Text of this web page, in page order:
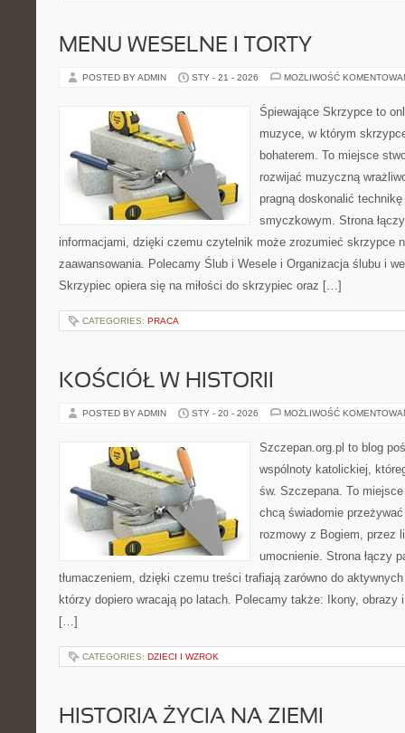
MENU WESELNE I TORTY
POSTED BY ADMIN STY - 21 - 2026 MOŻLIWOŚĆ
Śpiewające Skrzypce to
muzyce, w którym
bohaterem. To miejsce
rozwijać muzyczną
pragną doskonalić
smyczkowym. Strona
informacjami, dzięki czemu czytelnik może zrozumieć skrzypce
zaawansowania. Polecamy Ślub i Wesele i Organizacja ślubu i
Skrzypiec opiera się na miłości do skrzypiec oraz […]
CATEGORIES: PRACA
KOŚCIÓŁ W HISTORII
POSTED BY ADMIN STY - 20 - 2026 MOŻLIWOŚĆ
Szczepan.org.pl to blog
wspólnoty katolickiej,
św. Szczepana. To
chcą świadomie
rozmowy z Bogiem, przez
umocnienie. Strona łączy
tłumaczeniem, dzięki czemu treści trafiają zarówno do
którzy dopiero wracają po latach. Polecamy także: Ikony, obrazy
[…]
CATEGORIES: DZIECI I WZROK
HISTORIA ŻYCIA NA ZIEMI